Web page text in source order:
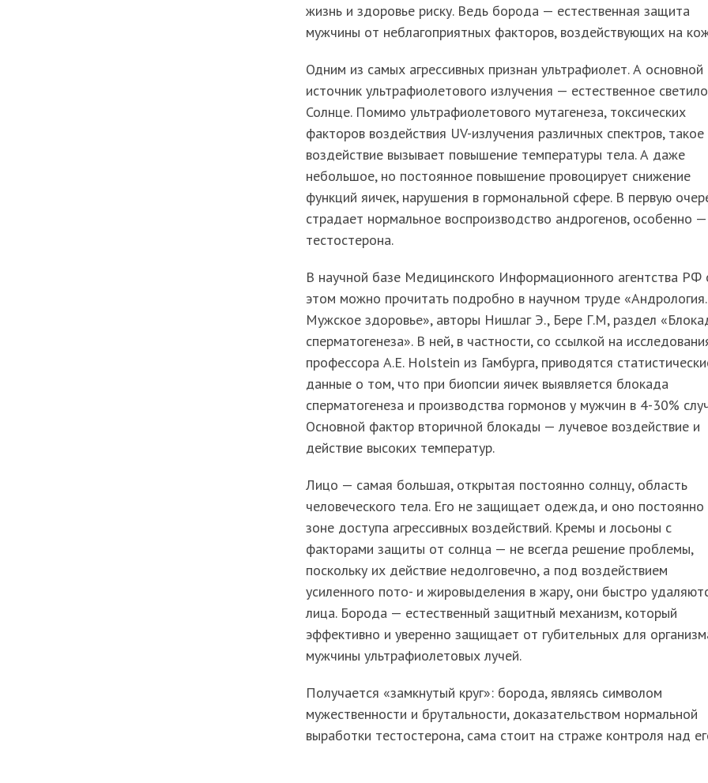
жизнь и здоровье риску. Ведь борода — естественная защита
мужчины от неблагоприятных факторов, воздействующих на
Одним из самых агрессивных признан ультрафиолет. А основной
источник ультрафиолетового излучения — естественное
Солнце. Помимо ультрафиолетового мутагенеза, токсических
факторов воздействия UV-излучения различных спектров, такое
воздействие вызывает повышение температуры тела. А даже
небольшое, но постоянное повышение провоцирует снижение
функций яичек, нарушения в гормональной сфере. В первую
страдает нормальное воспроизводство андрогенов, особенно —
тестостерона.
В научной базе Медицинского Информационного агентства РФ
этом можно прочитать подробно в научном труде «Андрология.
Мужское здоровье», авторы Нишлаг Э., Бере Г.М, раздел
сперматогенеза». В ней, в частности, со ссылкой на
профессора А.Е. Holstein из Гамбурга, приводятся
данные о том, что при биопсии яичек выявляется блокада
сперматогенеза и производства гормонов у мужчин в 4-30%
Основной фактор вторичной блокады — лучевое воздействие и
действие высоких температур.
Лицо — самая большая, открытая постоянно солнцу, область
человеческого тела. Его не защищает одежда, и оно постоянно
зоне доступа агрессивных воздействий. Кремы и лосьоны с
факторами защиты от солнца — не всегда решение проблемы,
поскольку их действие недолговечно, а под воздействием
усиленного пото- и жировыделения в жару, они быстро
лица. Борода — естественный защитный механизм, который
эффективно и уверенно защищает от губительных для
мужчины ультрафиолетовых лучей.
Получается «замкнутый круг»: борода, являясь символом
мужественности и брутальности, доказательством нормальной
выработки тестостерона, сама стоит на страже контроля над